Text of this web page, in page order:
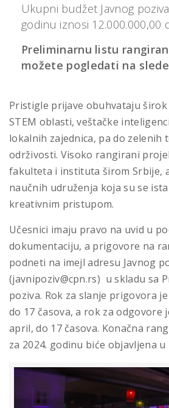
Ukupni budžet Javnog
godinu iznosi 12.000.000,00
Preliminarnu listu
možete pogledati na
Pristigle prijave obuhvataju
STEM oblasti, veštačke
lokalnih zajednica, pa do zelenih
održivosti. Visoko rangirani
fakulteta i instituta širom Srbije,
naučnih udruženja koja su se
kreativnim pristupom.
Učesnici imaju pravo na uvid u
dokumentaciju, a prigovore na
podneti na imejl adresu Javnog
(javnipoziv@cpn.rs) u skladu sa
poziva. Rok za slanje prigovora
do 17 časova, a rok za odgovore
april, do 17 časova. Konačna
za 2024. godinu biće objavljena